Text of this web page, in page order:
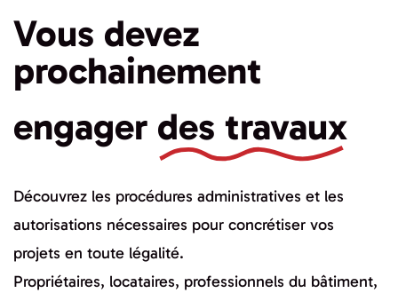
Vous devez
prochainement
engager des travaux
Découvrez les procédures administratives et les
autorisations nécessaires pour concrétiser vos
projets en toute légalité.
Propriétaires, locataires, professionnels du bâtiment,